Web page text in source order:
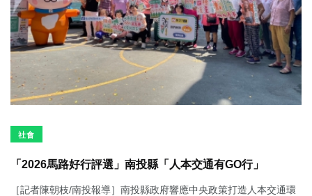
社會
「2026馬路好行評選」南投縣「人本交通有GO行」
［記者陳朝枝/南投報導］南投縣政府響應中央政策打造人本交通環